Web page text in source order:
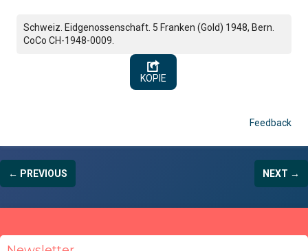
Schweiz. Eidgenossenschaft. 5 Franken (Gold) 1948, Bern.
CoCo CH-1948-0009.
KOPIE
Feedback
← PREVIOUS NEXT →